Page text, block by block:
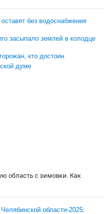
без водоснабжения
засыпало землей в колодце
кто достоин
думе
область с зимовки. Как
области-2025: